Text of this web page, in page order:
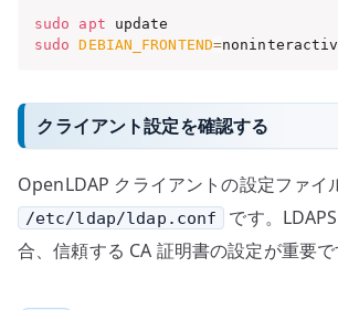
sudo apt
sudo
DEBIAN_FRONTEND=
クライアント設定を確認する
OpenLDAP クライアントの設定ファイ
/etc/ldap/ldap.conf
です。
合、信頼する CA 証明書の設定が重要で